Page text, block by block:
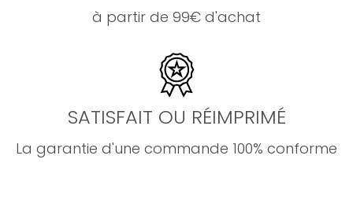
à partir de 99€ d'achat
SATISFAIT OU RÉIMPRIMÉ
La garantie d'une commande 100% conforme